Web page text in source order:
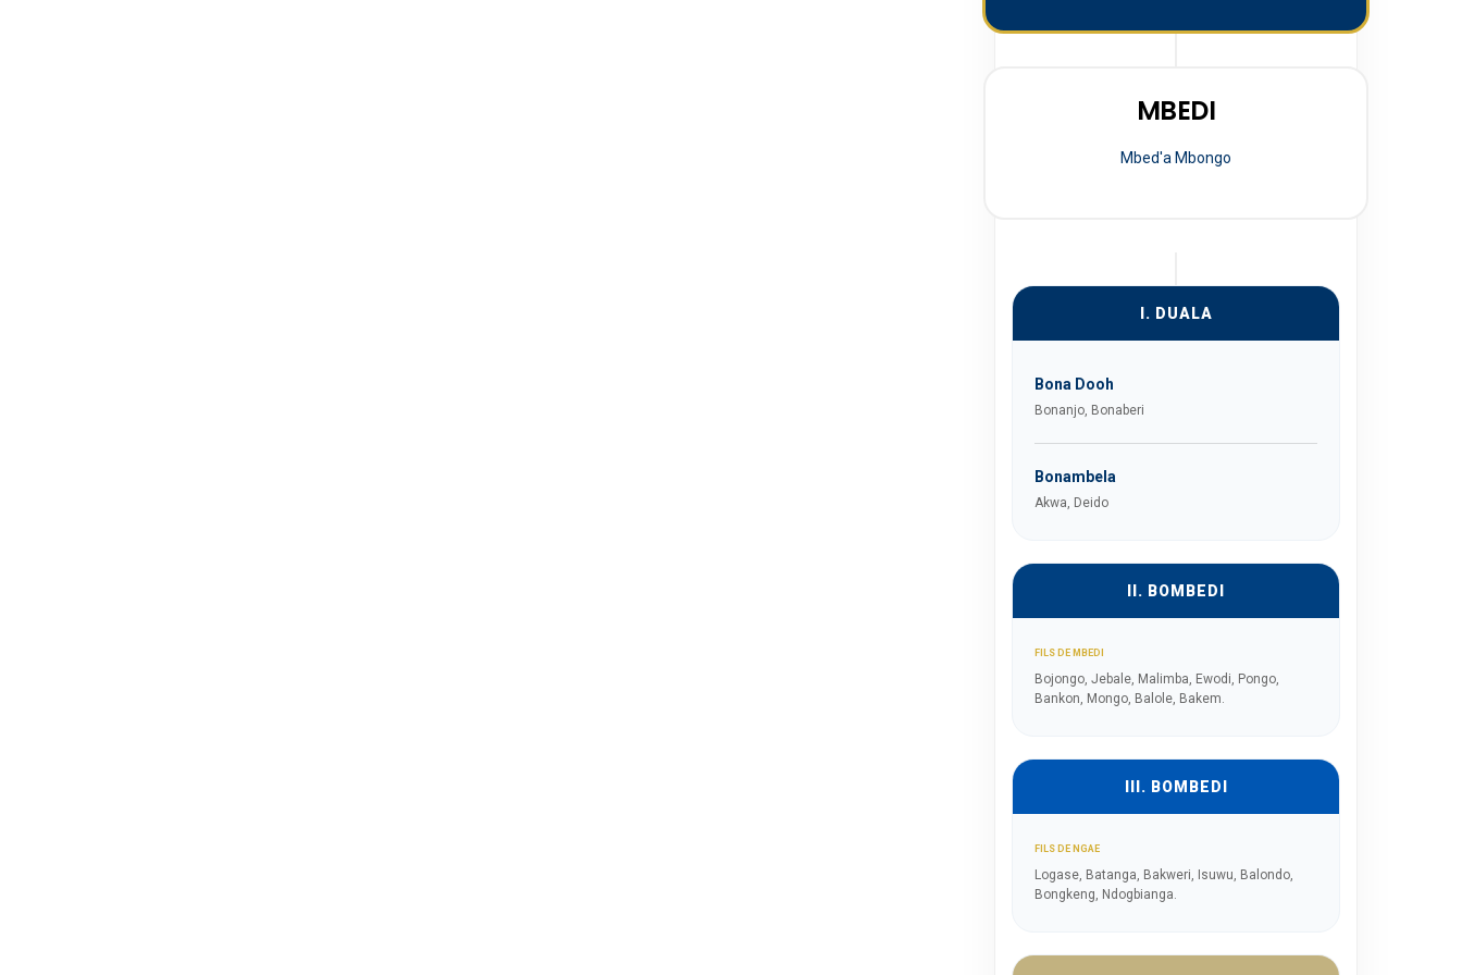
MBEDI
Mbed'a Mbongo
I. DUALA
Bona Dooh
Bonanjo, Bonaberi
Bonambela
Akwa, Deido
II. BOMBEDI
FILS DE MBEDI
Bojongo, Jebale, Malimba, Ewodi, Pongo,
Bankon, Mongo, Balole, Bakem.
III. BOMBEDI
FILS DE NGAE
Logase, Batanga, Bakweri, Isuwu, Balondo,
Bongkeng, Ndogbianga.